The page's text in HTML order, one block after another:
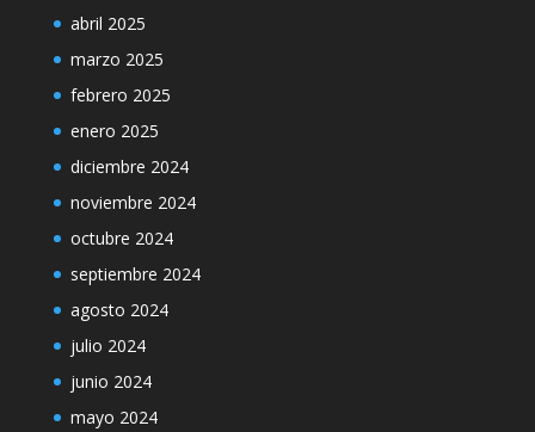
abril 2025
marzo 2025
febrero 2025
enero 2025
diciembre 2024
noviembre 2024
octubre 2024
septiembre 2024
agosto 2024
julio 2024
junio 2024
mayo 2024